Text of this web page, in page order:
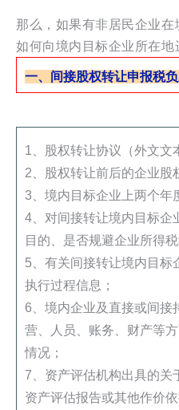
那么，如果有非居民企业
如何向境内目标企业所在地
一、间接股权转让申报税
1、股权转让协议（外文文
2、股权转让前后的企业股
3、境内目标企业上两个年
4、对间接转让境内目标企
目的、是否规避企业所得
5、有关间接转让境内目标
执行过程信息；
6、境内企业及直接或间接
营、人员、账务、财产等
情况；
7、资产评估机构出具的关
资产评估报告或其他作价依